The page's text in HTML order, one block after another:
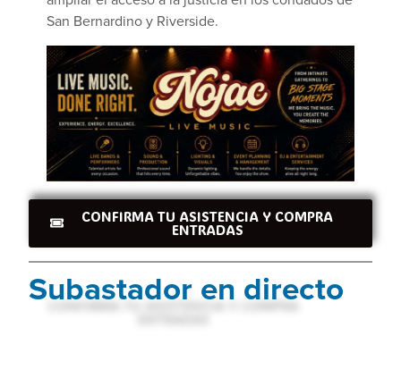
San Bernardino y Riverside.
CONFIRMA TU ASISTENCIA Y COMPRA
ENTRADAS
Subastador en directo